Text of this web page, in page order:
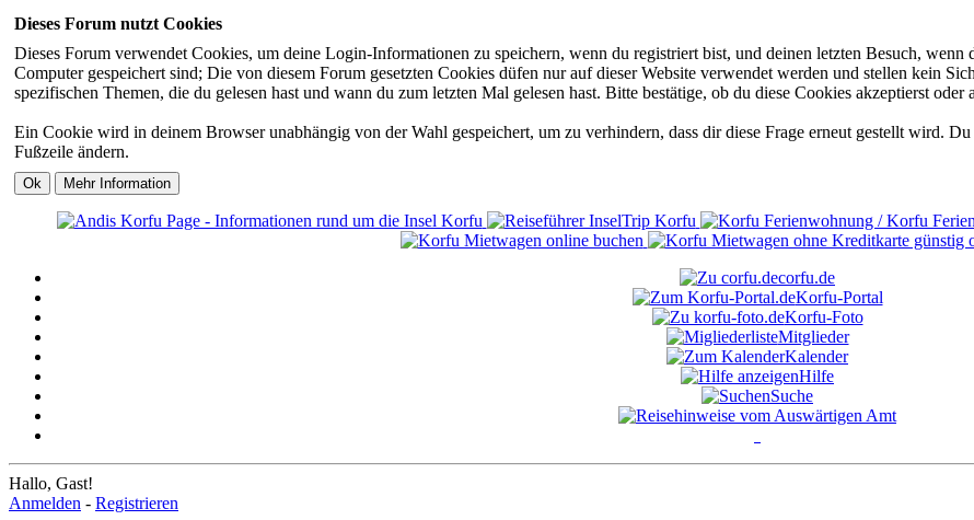
Dieses Forum nutzt Cookies
Dieses Forum verwendet Cookies, um deine Login-Informationen zu speichern, wenn du registriert bist, und deinen letzten Besuch,
Computer gespeichert sind; Die von diesem Forum gesetzten Cookies düfen nur auf dieser Website verwendet werden und stellen kein
spezifischen Themen, die du gelesen hast und wann du zum letzten Mal gelesen hast. Bitte bestätige, ob du diese Cookies akzeptierst oder
Ein Cookie wird in deinem Browser unabhängig von der Wahl gespeichert, um zu verhindern, dass dir diese Frage erneut gestellt wird.
Fußzeile ändern.
corfu.de
Korfu-Portal
Korfu-Foto
Mitglieder
Kalender
Hilfe
Suche
Hallo, Gast!
Anmelden - Registrieren